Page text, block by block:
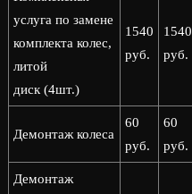
услуга по замене
комплекта колес,
литой
диск (4шт.)
1540
руб.
1540
руб.
Демонтаж колеса
60
руб.
60
руб.
Демонтаж